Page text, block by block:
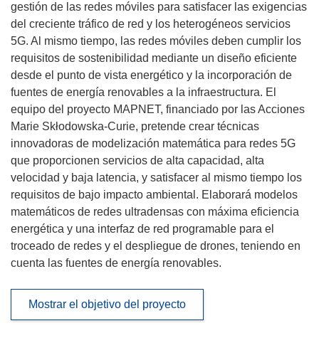
gestión de las redes móviles para satisfacer las exigencias
del creciente tráfico de red y los heterogéneos servicios
5G. Al mismo tiempo, las redes móviles deben cumplir los
requisitos de sostenibilidad mediante un diseño eficiente
desde el punto de vista energético y la incorporación de
fuentes de energía renovables a la infraestructura. El
equipo del proyecto MAPNET, financiado por las Acciones
Marie Skłodowska-Curie, pretende crear técnicas
innovadoras de modelización matemática para redes 5G
que proporcionen servicios de alta capacidad, alta
velocidad y baja latencia, y satisfacer al mismo tiempo los
requisitos de bajo impacto ambiental. Elaborará modelos
matemáticos de redes ultradensas con máxima eficiencia
energética y una interfaz de red programable para el
troceado de redes y el despliegue de drones, teniendo en
cuenta las fuentes de energía renovables.
Mostrar el objetivo del proyecto